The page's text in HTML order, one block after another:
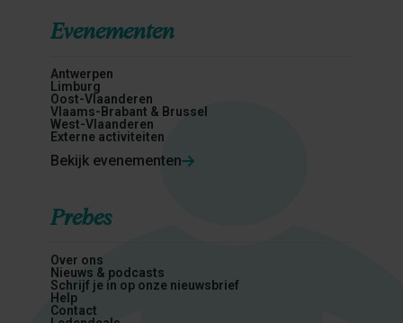
Evenementen
Antwerpen
Limburg
Oost-Vlaanderen
Vlaams-Brabant & Brussel
West-Vlaanderen
Externe activiteiten
Bekijk evenementen
Prebes
Over ons
Nieuws & podcasts
Schrijf je in op onze nieuwsbrief
Help
Contact